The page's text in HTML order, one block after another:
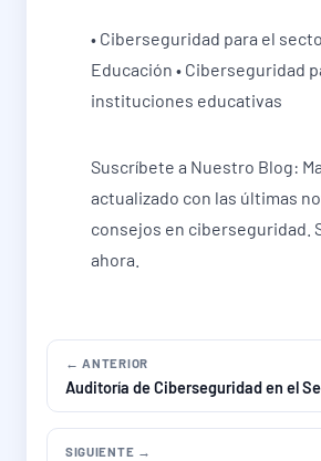
• Ciberseguridad para el
Educación • Ciberseguridad
instituciones educativas
Suscríbete a Nuestro Blog:
actualizado con las últimas
consejos en ciberseguridad.
ahora.
← ANTERIOR
Auditoría de Ciberseguridad en el
SIGUIENTE →